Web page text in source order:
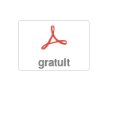
p
gratuit